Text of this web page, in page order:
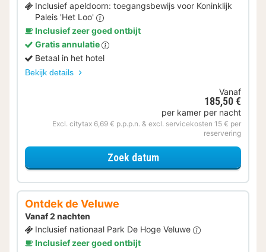
Inclusief apeldoorn: toegangsbewijs voor Koninklijk
Paleis 'Het Loo'
Inclusief zeer goed ontbijt
Gratis annulatie
Betaal in het hotel
Bekijk details
Vanaf
185,50 €
per kamer per nacht
Excl. citytax 6,69 € p.p.p.n. & excl. servicekosten 15 € per
reservering
Zoek datumvoor Museum & Verblijf
Ontdek de Veluwe
Vanaf 2 nachten
Inclusief nationaal Park De Hoge Veluwe
Inclusief zeer goed ontbijt